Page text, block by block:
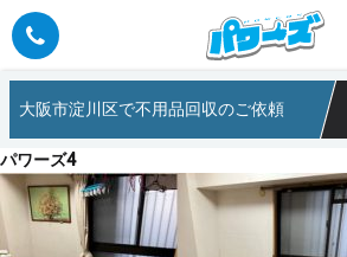
大阪市淀川区で不用品回収のご依頼
パワーズ4